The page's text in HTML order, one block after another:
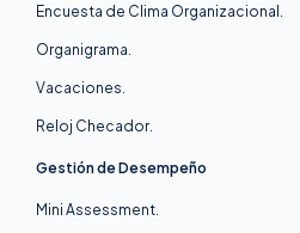
Encuesta de Clima Organizacional.
Organigrama.
Vacaciones.
Reloj Checador.
Gestión de Desempeño
Mini Assessment.